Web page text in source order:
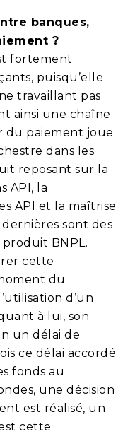
banques,
?
fortement
puisqu’elle
travaillant pas
ainsi une chaîne
du paiement joue
dans les
reposant sur la
API, la
API et la maîtrise
sont des
produit BNPL.
cette
du
d’un
à lui, son
un délai de
ce délai accordé
fonds au
une décision
est réalisé, un
cette